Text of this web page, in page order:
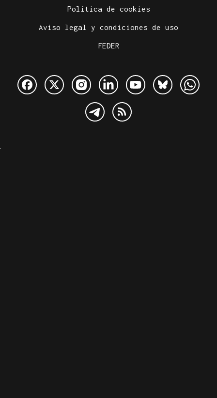
Política de cookies
Aviso legal y condiciones de uso
FEDER